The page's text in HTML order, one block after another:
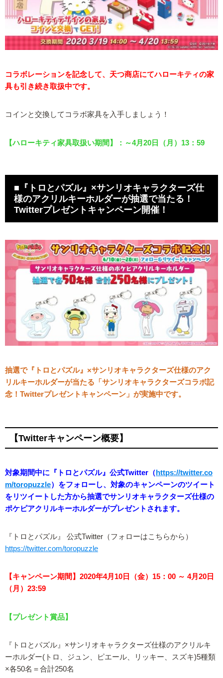
コラボレーションを記念して、天つ商店にてハローキティの家
具も引き続き取扱中です。
コインと交換してコラボ家具を入手しましょう！
【ハローキティ家具取扱い期間】：～4月20日（月）13：59
■『トロとパズル』×サンリオキャラクターズ仕
様のアクリルキーホルダーが抽選で当たる！
Twitterプレゼントキャンペーン開催！
抽選で『トロとパズル』×サンリオキャラクターズ仕様のアク
リルキーホルダーが当たる「サンリオキャラクターズコラボ記
念！Twitterプレゼントキャンペーン」が実施中です。
【Twitterキャンペーン概要】
対象期間中に『トロとパズル』公式Twitter（ https://twitter.co
m/toropuzzle）をフォローし、対象のキャンペーンのツイート
をリツイートした方から抽選でサンリオキャラクターズ仕様の
ポケピアクリルキーホルダーがプレゼントされます。
『トロとパズル』 公式Twitter（フォローはこちらから）
https://twitter.com/toropuzzle
【キャンペーン期間】2020年4月10日（金）15：00 ～ 4月20日
（月）23:59
【プレゼント賞品】
『トロとパズル』×サンリオキャラクターズ仕様のアクリルキ
ーホルダー(トロ、ジュン、ピエール、リッキー、スズキ)5種類
×各50名＝合計250名